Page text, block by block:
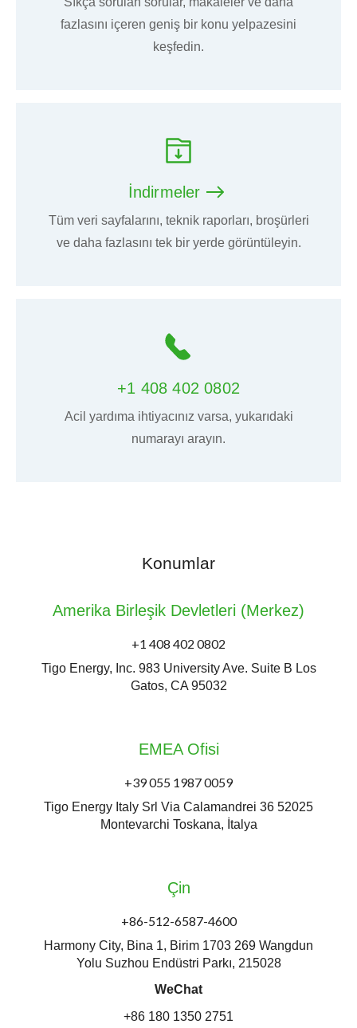
fazlasını içeren geniş bir konu yelpazesini
keşfedin.
İndirmeler
Tüm veri sayfalarını, teknik raporları, broşürleri
ve daha fazlasını tek bir yerde görüntüleyin.
+1 408 402 0802
Acil yardıma ihtiyacınız varsa, yukarıdaki
numarayı arayın.
Konumlar
Amerika Birleşik Devletleri (Merkez)
+1 408 402 0802
Tigo Energy, Inc. 983 University Ave. Suite B Los
Gatos, CA 95032
EMEA Ofisi
+39 055 1987 0059
Tigo Energy Italy Srl Via Calamandrei 36 52025
Montevarchi Toskana, İtalya
Çin
+86-512-6587-4600
Harmony City, Bina 1, Birim 1703 269 Wangdun
Yolu Suzhou Endüstri Parkı, 215028
WeChat
+86 180 1350 2751